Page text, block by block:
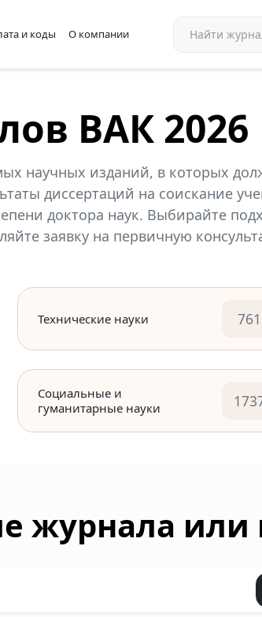
и коды О компании
ВАК 2026
научных изданий, в которых
диссертаций на соискание
доктора наук. Выбирайте
заявку на первичную
Технические науки 761
Социальные и
гуманитарные науки
журнала или